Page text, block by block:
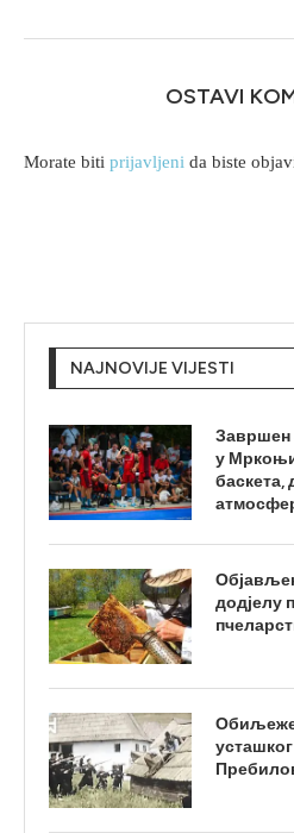
OSTAVI
Morate biti prijavljeni da biste
NAJNOVIJE VIJESTI
Завршен
у
баскета,
додјелу